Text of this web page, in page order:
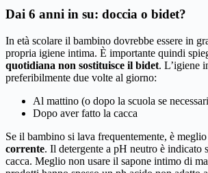
Dai 6 anni in su: doccia o bidet?
In età scolare il bambino dovrebbe essere in
propria igiene intima. È importante quindi
quotidiana non sostituisce il bidet. L’igiene
preferibilmente due volte al giorno:
Al mattino (o dopo la scuola se
Dopo aver fatto la cacca
Se il bambino si lava frequentemente, è meglio
corrente. Il detergente a pH neutro è indicato
cacca. Meglio non usare il sapone intimo di